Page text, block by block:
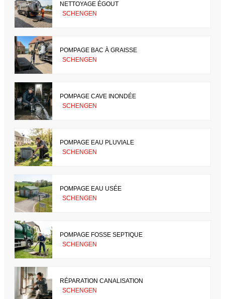
NETTOYAGE ÉGOUT
SCHENGEN
POMPAGE BAC À GRAISSE
SCHENGEN
POMPAGE CAVE INONDÉE
SCHENGEN
POMPAGE EAU PLUVIALE
SCHENGEN
POMPAGE EAU USÉE
SCHENGEN
POMPAGE FOSSE SEPTIQUE
SCHENGEN
RÉPARATION CANALISATION
SCHENGEN